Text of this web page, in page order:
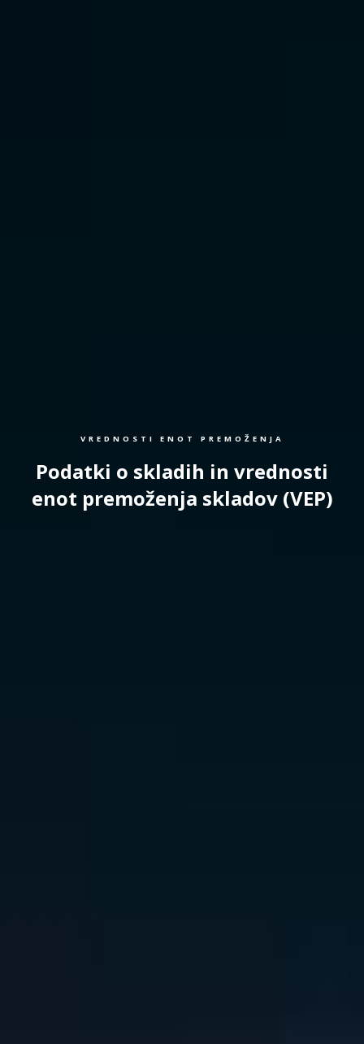
VREDNOSTI ENOT PREMOŽENJA
Podatki o skladih in vrednosti
enot premoženja skladov (VEP)